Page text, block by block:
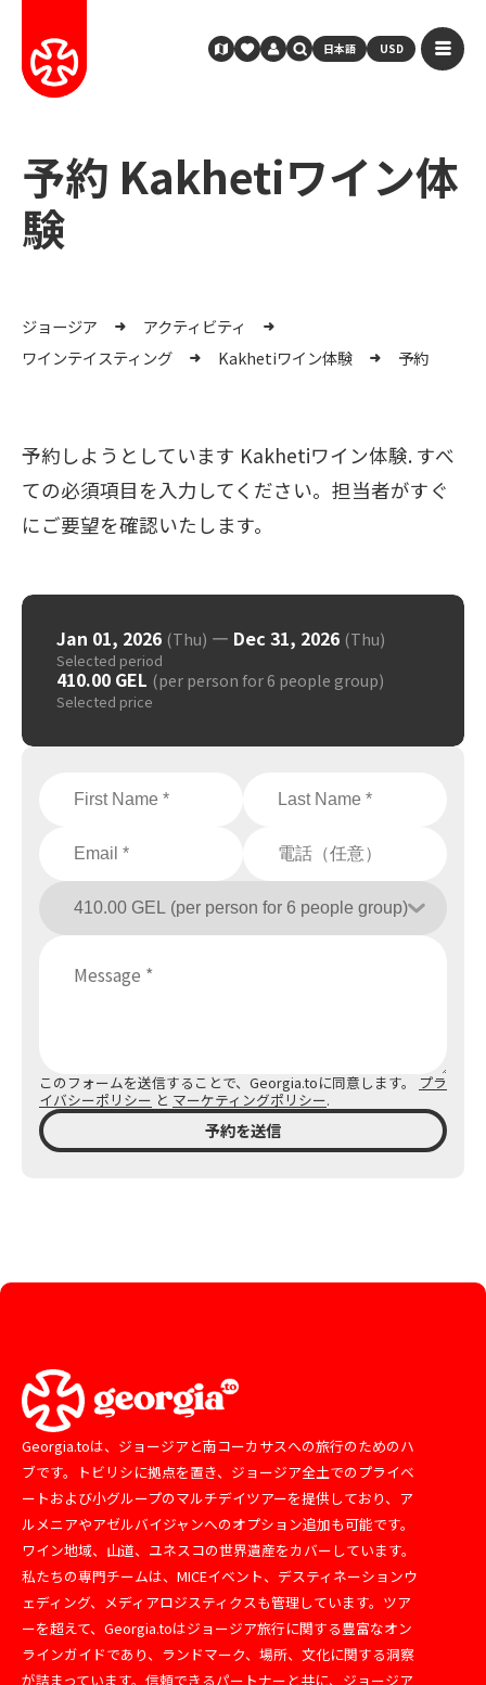
日本語 USD
予約 Kakhetiワイン体
験
ジョージア
アクティビティ
ワインテイスティング
Kakhetiワイン体験 予約
予約しようとしています Kakhetiワイン体験. すべ
ての必須項目を入力してください。担当者がすぐ
にご要望を確認いたします。
このフォームを送信することで、Georgia.toに同意します。
プラ
イバシーポリシー と マーケティングポリシー.
予約を送信
Jan 01, 2026 (Thu) — Dec 31, 2026 (Thu)
Selected period
410.00 GEL (per person for 6 people group)
Selected price
Georgia.toは、ジョージアと南コーカサスへの旅行のためのハ
ブです。トビリシに拠点を置き、ジョージア全土でのプライベ
ートおよび小グループのマルチデイツアーを提供しており、ア
ルメニアやアゼルバイジャンへのオプション追加も可能です。
ワイン地域、山道、ユネスコの世界遺産をカバーしています。
私たちの専門チームは、MICEイベント、デスティネーションウ
ェディング、メディアロジスティクスも管理しています。ツア
ーを超えて、Georgia.toはジョージア旅行に関する豊富なオン
ラインガイドであり、ランドマーク、場所、文化に関する洞察
が詰まっています。信頼できるパートナーと共に、ジョージア